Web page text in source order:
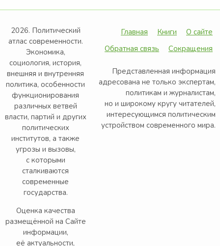
2026. Политический
атлас современности.
Экономика,
социология, история,
внешняя и внутренняя
политика, особенности
функционирования
различных ветвей
власти, партий и других
политических
институтов, а также
угрозы и вызовы,
с которыми
сталкиваются
современные
государства.
Оценка качества
размещённой на Сайте
информации,
её актуальности,
Главная Книги
О сайте
Обратная связь
Сокращения
Представленная информация
адресована не только экспертам,
политикам и журналистам,
но и широкому кругу читателей,
интересующимся политическим
устройством современного мира.